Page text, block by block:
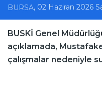
BURSA, 02 Haziran 2026
BUSKİ Genel
açıklamada,
çalışmalar nedeniyle